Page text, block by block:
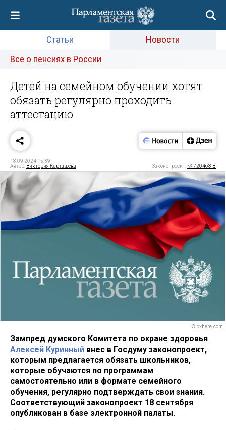
Статьи
Новости
Все о пенсиях в России
Детей на семейном обучении хотят
обязать регулярно проходить
аттестацию
18.09.2024 15:39
Автор: Виктория Карташева Законопроект: № 720468-8
© pxhere.com
Зампред думского Комитета по охране здоровья
Алексей Куринный внес в Госдуму законопроект,
которым предлагается обязать школьников,
которые обучаются по программам
самостоятельно или в формате семейного
обучения, регулярно подтверждать свои знания.
Соответствующий законопроект 18 сентября
опубликован в базе электронной палаты.